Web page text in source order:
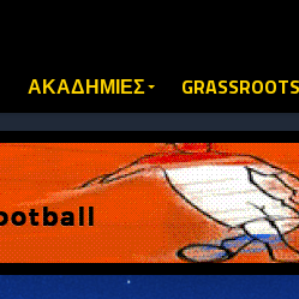
ΑΚΑΔΗΜΙΕΣ GRASSROOTS